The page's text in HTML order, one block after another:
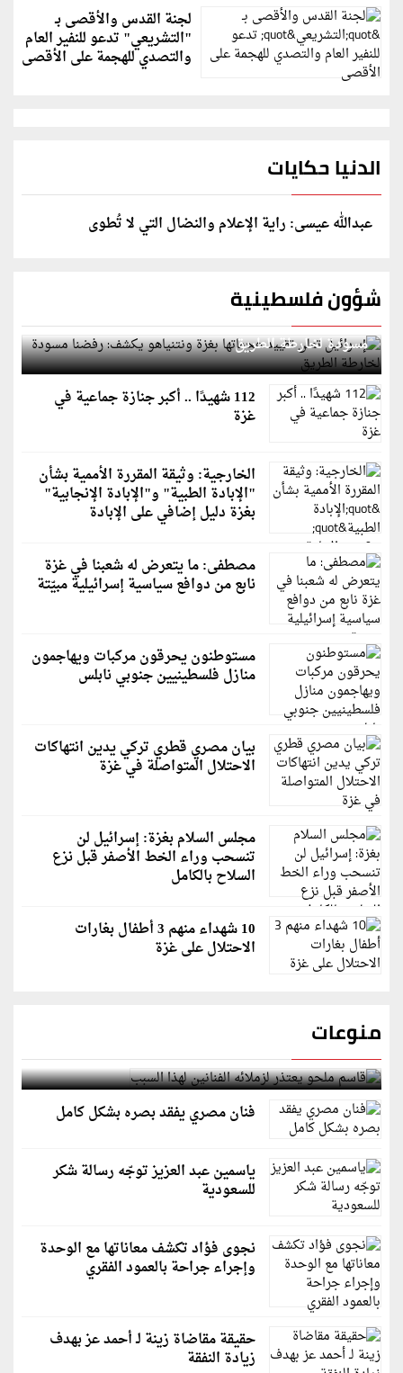
لجنة القدس والأقصى بـ
"التشريعي" تدعو للنفير العام
والتصدي للهجمة على الأقصى
الدنيا حكايات
عبدالله عيسى: راية الإعلام والنضال التي لا تُطوى
شؤون فلسطينية
إسرائيل تعلن تقييد هجماتها بغزة ونتنياهو يكشف: رفضنا
مسودة لخارطة الطريق
112 شهيدًا .. أكبر جنازة جماعية في
غزة
الخارجية: وثيقة المقررة الأممية بشأن
"الإبادة الطبية" و"الإبادة الإنجابية"
بغزة دليل إضافي على الإبادة
مصطفى: ما يتعرض له شعبنا في غزة
نابع من دوافع سياسية إسرائيلية مبيّتة
مستوطنون يحرقون مركبات ويهاجمون
منازل فلسطينيين جنوبي نابلس
بيان مصري قطري تركي يدين انتهاكات
الاحتلال المتواصلة في غزة
مجلس السلام بغزة: إسرائيل لن
تنسحب وراء الخط الأصفر قبل نزع
السلاح بالكامل
10 شهداء منهم 3 أطفال بغارات
الاحتلال على غزة
منوعات
قاسم ملحو يعتذر لزملائه الفنانين لهذا السبب
فنان مصري يفقد بصره بشكل كامل
ياسمين عبد العزيز توجّه رسالة شكر
للسعودية
نجوى فؤاد تكشف معاناتها مع الوحدة
وإجراء جراحة بالعمود الفقري
حقيقة مقاضاة زينة لـ أحمد عز بهدف
زيادة النفقة